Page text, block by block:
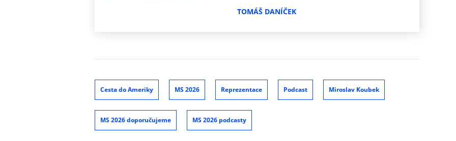
TOMÁŠ DANÍČEK
Cesta do Ameriky MS 2026 Reprezentace Podcast Miroslav Koubek
MS 2026 doporučujeme MS 2026 podcasty